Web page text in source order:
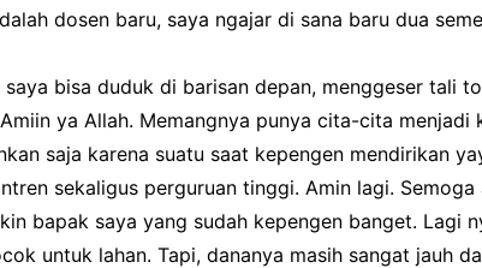
dosen baru, saya ngajar di sana baru dua
bisa duduk di barisan depan, menggeser tali
ya Allah. Memangnya punya cita-cita menjadi
saja karena suatu saat kepengen mendirikan
sekaligus perguruan tinggi. Amin lagi. Semoga
bapak saya yang sudah kepengen banget. Lagi
untuk lahan. Tapi, dananya masih sangat jauh